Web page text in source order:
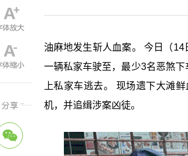
油麻地发生斩人血案。 今日（
一辆私家车驶至，最少3名恶煞
上私家车逃去。 现场遗下大滩
机，并追缉涉案凶徒。